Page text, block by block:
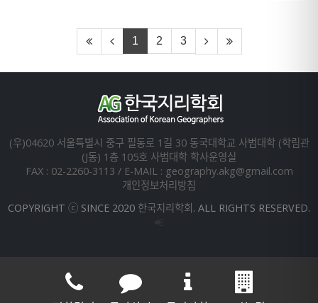
1 2 3
(우)04620 서울특별시 중구 필동로 1길 30 동국대학교 사범대학 (학림관
(J동) 1층 105호 사범대학 학사운영실
FAX : 02-2260-3113 / E-MAIL : geography.akg@gmail.com
개인정보처리방침
COPYRIGHT ⓒ SINCE 2020 한국지리학회. ALL RIGHTS RESERVED.